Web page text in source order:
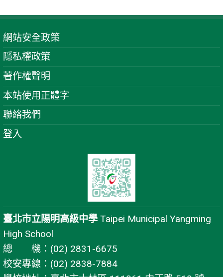
網站安全政策
隱私權政策
著作權聲明
本站使用正體字
聯絡我們
登入
臺北市立陽明高級中學 Taipei Municipal Yangming
High School
總 機：(02) 2831-6675
校安專線：(02) 2838-7884